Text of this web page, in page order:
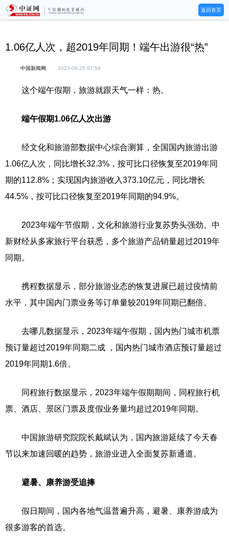
返回首页
1.06亿人次，超2019年同期！端午出游很“热”
中国新闻网 2023-06-25 07:59
这个端午假期，旅游就跟天气一样：热。
端午假期1.06亿人次出游
经文化和旅游部数据中心综合测算，全国国内旅游出游
1.06亿人次，同比增长32.3%，按可比口径恢复至2019年同
期的112.8%；实现国内旅游收入373.10亿元，同比增长
44.5%，按可比口径恢复至2019年同期的94.9%。
2023年端午节假期，文化和旅游行业复苏势头强劲。中
新财经从多家旅行平台获悉，多个旅游产品销量超过2019年
同期。
携程数据显示，部分旅游业态的恢复进展已超过疫情前
水平，其中国内门票业务等订单量较2019年同期已翻倍。
去哪儿数据显示，2023年端午假期，国内热门城市机票
预订量超过2019年同期二成 ，国内热门城市酒店预订量超过
2019年同期1.6倍。
同程旅行数据显示，2023年端午假期期间，同程旅行机
票、酒店、景区门票及度假业务量均超过2019年同期。
中国旅游研究院院长戴斌认为，国内旅游延续了今天春
节以来加速回暖的趋势，旅游业进入全面复苏新通道。
避暑、康养游受追捧
假日期间，国内各地气温普遍升高，避暑、康养游成为
很多游客的首选。